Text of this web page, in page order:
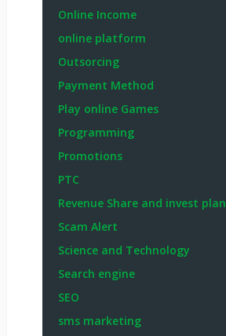
Online Income
online platform
Outsorcing
Payment Method
Play online Games
Programming
Promotions
PTC
Revenue Share and invest plan
Scam Alert
Science and Technology
Search engine
SEO
sms marketing